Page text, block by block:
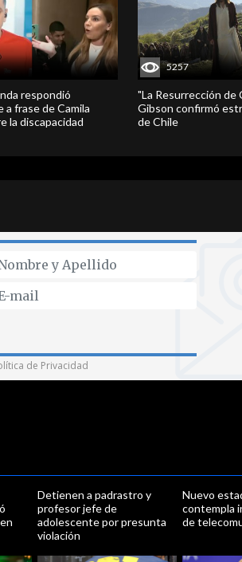
respondió
a frase de Camila
la discapacidad
5257
"La Resurrección de
Gibson confirmó
de Chile
de Privacidad
Detienen a padrastro y
profesor jefe de
adolescente por presunta
violación
Nuevo
contempla
de